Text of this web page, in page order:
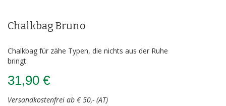
der
Chalkbag Bruno
Chalkbag für zähe Typen, die nichts aus der Ruhe
bringt.
31,90 €
Versandkostenfrei ab € 50,- (AT)